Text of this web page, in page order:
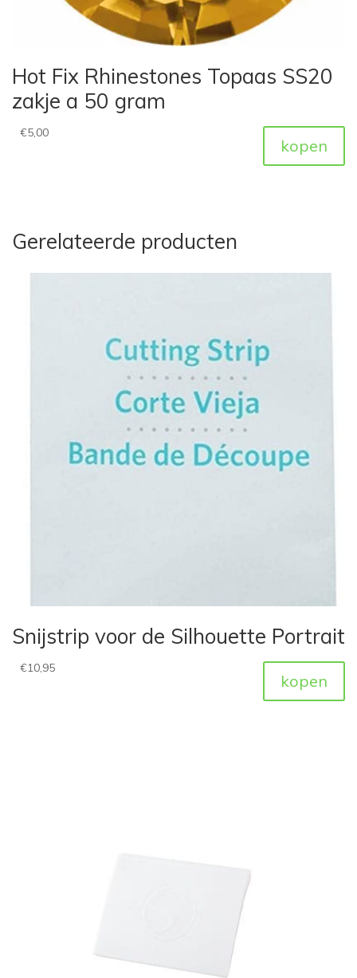
Hot Fix Rhinestones Topaas SS20
zakje a 50 gram
€5,00
kopen
Gerelateerde producten
Snijstrip voor de Silhouette Portrait
€10,95
kopen